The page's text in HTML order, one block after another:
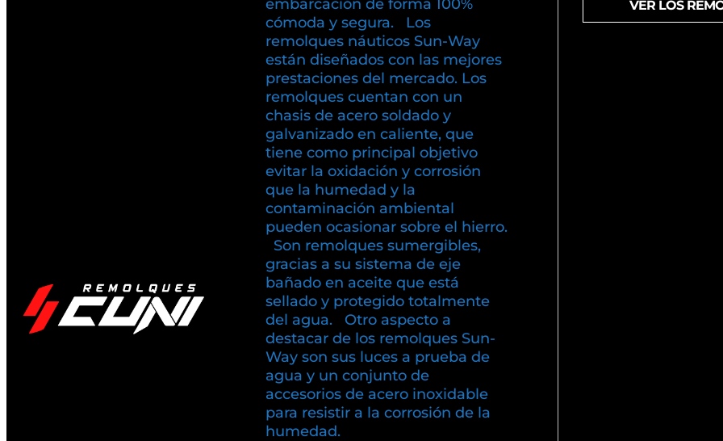
embarcación de forma 100%
cómoda y segura. Los
remolques náuticos Sun-Way
están diseñados con las mejores
prestaciones del mercado. Los
remolques cuentan con un
chasis de acero soldado y
galvanizado en caliente, que
tiene como principal objetivo
evitar la oxidación y corrosión
que la humedad y la
contaminación ambiental
pueden ocasionar sobre el hierro.
Son remolques sumergibles,
gracias a su sistema de eje
bañado en aceite que está
sellado y protegido totalmente
del agua. Otro aspecto a
destacar de los remolques Sun-
Way son sus luces a prueba de
agua y un conjunto de
accesorios de acero inoxidable
para resistir a la corrosión de la
humedad.
VER LOS